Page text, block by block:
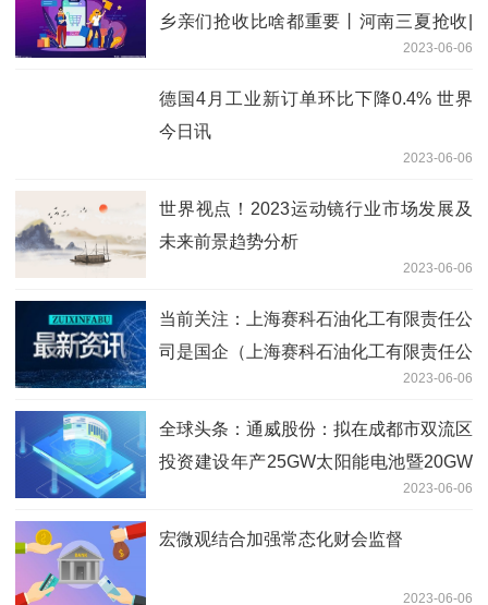
乡亲们抢收比啥都重要丨河南三夏抢收|
2023-06-06
德国4月工业新订单环比下降0.4% 世界
今日讯
2023-06-06
世界视点！2023运动镜行业市场发展及
未来前景趋势分析
2023-06-06
当前关注：上海赛科石油化工有限责任公
司是国企（上海赛科石油化工有限责任公
2023-06-06
全球头条：通威股份：拟在成都市双流区
投资建设年产25GW太阳能电池暨20GW
2023-06-06
宏微观结合加强常态化财会监督
2023-06-06